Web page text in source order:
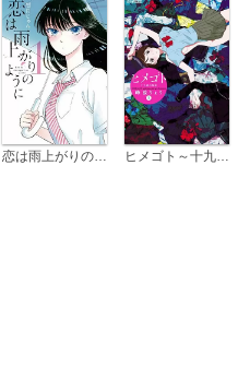
恋は雨上がりのように ヒメゴト～十九歳の制服～